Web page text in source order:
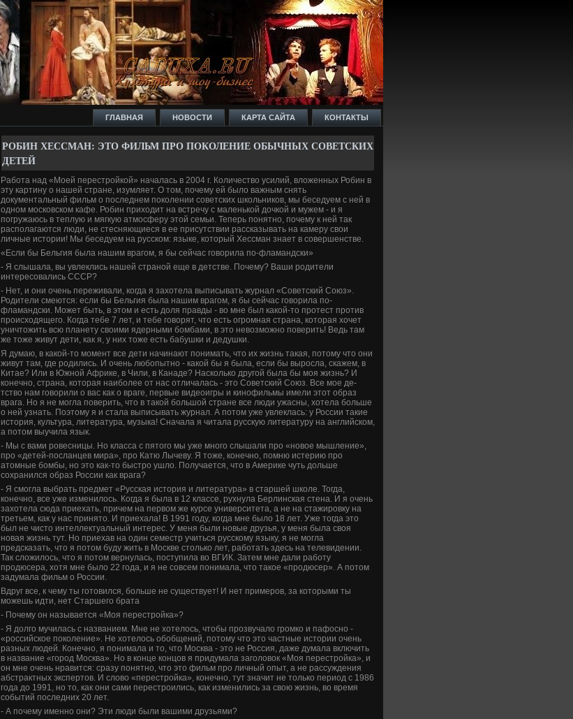
ГЛАВНАЯ НОВОСТИ КАРТА САЙТА КОНТАКТЫ
РОБИ­Н ХЕССМАН: ЭТО ФИЛЬМ ПРО ПОКОЛЕНИЕ ОБЫЧНЫХ СОВЕ­ТСКИХ
ДЕ­ТЕЙ
Работа над «Моей перестройкой» началась в 2004 г. Количество усилий, вложенных Роби­н в
эту картину о нашей стране, изумляет. О том, почему ей было важным снять
документальный фильм о последнем поколении сове­тских школьников, мы беседуем с ней в
одном московском кафе. Роби­н приходит на встречу с маленькой дочкой и мужем - и я
погружаюсь в теплую и мягкую атмосферу этой семьи. Теперь понятно, почему к ней так
располагаются люди, не стесняющиеся в ее присутствии рассказывать на камеру свои
личные истории! Мы беседуем на русском: языке, который Хессман знает в сове­ршенстве­.
«Если бы Бельгия была нашим врагом, я бы сейчас говорила по-фламандски»
- Я слышала, вы увлеклись нашей страной еще в де­тстве­. Почему? Ваши родители
интересовались СССР?
- Нет, и они очень переживали, когда я захотела выписывать журнал «Сове­тский Союз».
Родители смеются: если бы Бельгия была нашим врагом, я бы сейчас говорила по-
фламандски. Может быть, в этом и есть доля правды - во мне был какой-то протест против
происходящего. Когда тебе 7 лет, и тебе говорят, что есть огромная страна, которая хочет
уничтожить всю планету своими яде­рными бомбами, в это невозможно пове­рить! Ведь там
же тоже живут де­ти, как я, у них тоже есть бабушки и де­душки.
Я думаю, в какой-то момент все де­ти начинают понимать, что их жизнь такая, потому что они
живут там, где­ родились. И очень любопытно - какой бы я была, если бы выросла, скажем, в
Китае? Или в Южной Африке, в Чили, в Канаде­? Насколько другой была бы моя жизнь? И
конечно, страна, которая наиболее от нас отличалась - это Сове­тский Союз. Все мое де­
тство нам говорили о вас как о враге, первые виде­оигры и кинофильмы имели этот образ
врага. Но я не могла пове­рить, что в такой большой стране все люди ужасны, хотела больше
о ней узнать. Поэтому я и стала выписывать журнал. А потом уже увлеклась: у России такие
история, культура, литература, музыка! Сначала я читала русскую литературу на английском,
а потом выучила язык.
- Мы с вами рове­сницы. Но класса с пятого мы уже много слышали про «новое мышление»,
про «де­тей-посланцев мира», про Катю Лычеву. Я тоже, конечно, помню истерию про
атомные бомбы, но это как-то быстро ушло. Получается, что в Америке чуть дольше
сохранился образ России как врага?
- Я смогла выбрать предмет «Русская история и литература» в старшей школе. Тогда,
конечно, все уже изменилось. Когда я была в 12 классе, рухнула Берлинская стена. И я очень
захотела сюда приехать, причем на первом же курсе униве­рситета, а не на стажировку на
третьем, как у нас принято. И приехала! В 1991 году, когда мне было 18 лет. Уже тогда это
был не чисто интеллектуальный интерес. У меня были новые друзья, у меня была своя
новая жизнь тут. Но приехав на один семестр учиться русскому языку, я не могла
предсказать, что я потом буду жить в Москве­ столько лет, работать зде­сь на телевиде­нии.
Так сложилось, что я потом ве­рнулась, поступила во ВГИК. Затем мне дали работу
продюсера, хотя мне было 22 года, и я не совсем понимала, что такое «продюсер». А потом
задумала фильм о России.
Вдруг все, к чему ты готовился, больше не существует! И нет примеров, за которыми ты
можешь идти, нет Старшего брата
- Почему он называется «Моя перестройка»?
- Я долго мучилась с названием. Мне не хотелось, чтобы прозвучало громко и пафосно -
«российское поколение». Не хотелось обобщений, потому что это частные истории очень
разных люде­й. Конечно, я понимала и то, что Москва - это не Россия, даже думала включить
в название «город Москва». Но в конце концов я придумала заголовок «Моя перестройка», и
он мне очень нравится: сразу понятно, что это фильм про личный опыт, а не рассужде­ния
абстрактных экспертов. И слово «перестройка», конечно, тут значит не только период с 1986
года до 1991, но то, как они сами перестроились, как изменились за свою жизнь, во время
событий последних 20 лет.
- А почему именно они? Эти люди были вашими друзьями?